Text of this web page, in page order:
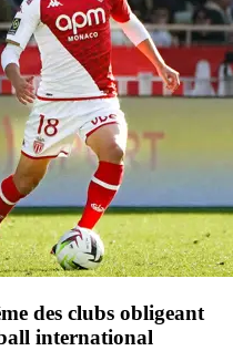
des clubs obligeant
international